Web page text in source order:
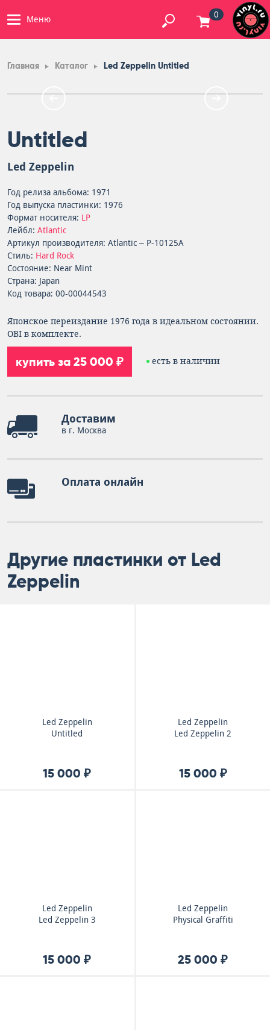
Меню 0
Главная Каталог Led Zeppelin Untitled
Untitled
Led Zeppelin
Год релиза альбома: 1971
Год выпуска пластинки: 1976
Формат носителя: LP
Лейбл: Atlantic
Артикул производителя: Atlantic – P-10125A
Стиль: Hard Rock
Состояние: Near Mint
Страна: Japan
Код товара: 00-00044543
Японское переиздание 1976 года в идеальном состоянии.
OBI в комплекте.
купить за 25 000 ₽ есть в наличии
Доставим
в г. Москва
Оплата онлайн
Другие пластинки от Led
Zeppelin
Led Zeppelin
Untitled
15 000 ₽
Led Zeppelin
Led Zeppelin 2
15 000 ₽
Led Zeppelin
Led Zeppelin 3
15 000 ₽
Led Zeppelin
Physical Graffiti
25 000 ₽